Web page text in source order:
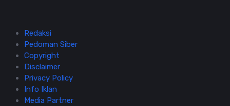
Redaksi
Pedoman Siber
Copyright
Disclaimer
Privacy Policy
Info Iklan
Media Partner